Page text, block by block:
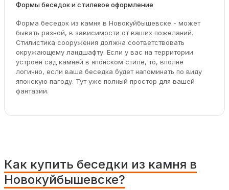
Формы беседок и стилевое оформление
Форма беседок из камня в Новокуйбышевске - может
бывать разной, в зависимости от ваших пожеланий.
Стилистика сооружения должна соответствовать
окружающему ландшафту. Если у вас на территории
устроен сад камней в японском стиле, то, вполне
логично, если ваша беседка будет напоминать по виду
японскую пагоду. Тут уже полный простор для вашей
фантазии.
Как купить беседки из камня в
Новокуйбышевске?